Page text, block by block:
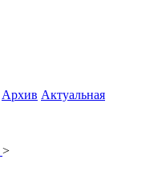
Архив Актуальная
>